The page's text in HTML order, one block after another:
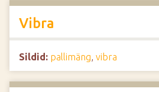
Vibra
Sildid: pallimäng, vibra